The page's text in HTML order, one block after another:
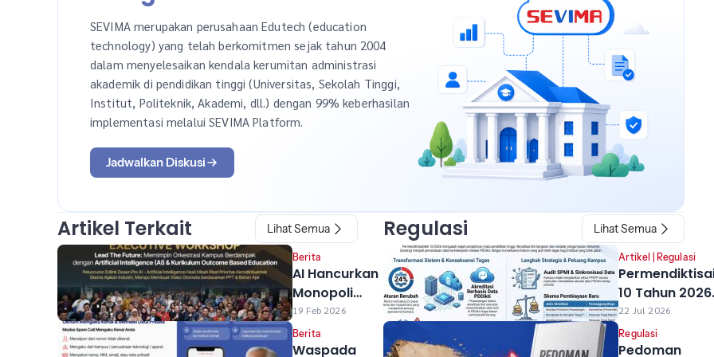
SEVIMA merupakan perusahaan Edutech (education
technology) yang telah berkomitmen sejak tahun 2004
dalam menyelesaikan kendala kerumitan administrasi
akademik di pendidikan tinggi (Universitas, Sekolah Tinggi,
Institut, Politeknik, Akademi, dll.) dengan 99% keberhasilan
implementasi melalui SEVIMA Platform.
Jadwalkan Diskusi
Artikel Terkait Lihat Semua
Berita
AI Hancurkan
Monopoli
Pengetahuan
Kampus,
SEVIMA &
19 Feb 2026
Berita
Waspada
Regulasi Lihat Semua
Artikel | Regulasi
10 Tahun 2026
Resmi Berlaku,
Perubahan
Berdampak
22 Jul 2026
Regulasi
Pedoman